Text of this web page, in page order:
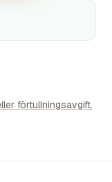
förtullningsavgift.